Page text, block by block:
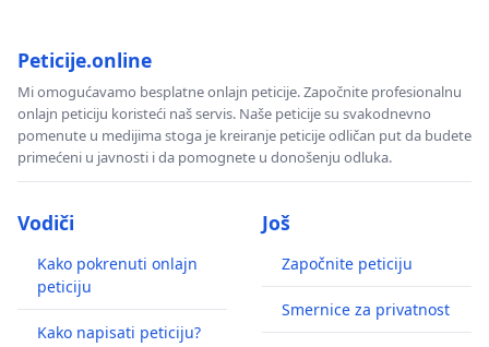
Peticije.online
Mi omogućavamo besplatne onlajn peticije. Započnite profesionalnu
onlajn peticiju koristeći naš servis. Naše peticije su svakodnevno
pomenute u medijima stoga je kreiranje peticije odličan put da budete
primećeni u javnosti i da pomognete u donošenju odluka.
Vodiči
Kako pokrenuti onlajn
peticiju
Kako napisati peticiju?
Još
Započnite peticiju
Smernice za privatnost